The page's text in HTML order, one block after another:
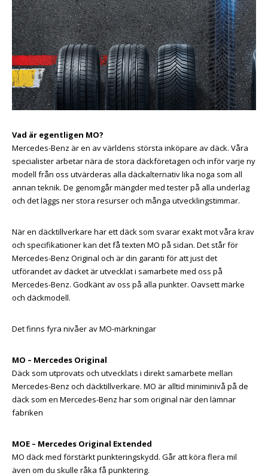
Vad är egentligen MO?
Mercedes-Benz är en av världens största inköpare av däck. Våra
specialister arbetar nära de stora däckföretagen och inför varje ny
modell från oss utvärderas alla däckalternativ lika noga som all
annan teknik. De genomgår mängder med tester på alla underlag
och det läggs ner stora resurser och många utvecklingstimmar.
När en däcktillverkare har ett däck som svarar exakt mot våra krav
och specifikationer kan det få texten MO på sidan. Det står för
Mercedes-Benz Original och är din garanti för att just det
utförandet av däcket är utvecklat i samarbete med oss på
Mercedes-Benz. Godkänt av oss på alla punkter. Oavsett märke
och däckmodell.
Det finns fyra nivåer av MO-märkningar
MO – Mercedes Original
Däck som utprovats och utvecklats i direkt samarbete mellan
Mercedes-Benz och däcktillverkare. MO är alltid miniminivå på de
däck som en Mercedes-Benz har som original när den lämnar
fabriken
MOE – Mercedes Original Extended
MO däck med förstärkt punkteringskydd. Går att köra flera mil
även om du skulle råka få punktering.